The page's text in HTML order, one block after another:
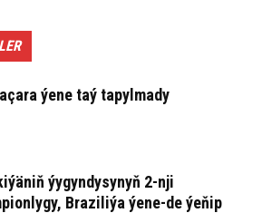
ýene taý tapylmady
ýygyndysynyň 2-nji
Braziliýa ýene-de ýeňip